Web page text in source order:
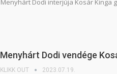
Menyhárt Dodi interjúja Kosár Kinga
Menyhárt Dodi vendége
KLIKK OUT 2023.07.19.